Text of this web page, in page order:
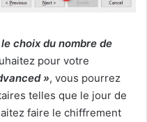
le choix du nombre de
pour votre
», vous pourrez
telles que le jour de
faire le chiffrement